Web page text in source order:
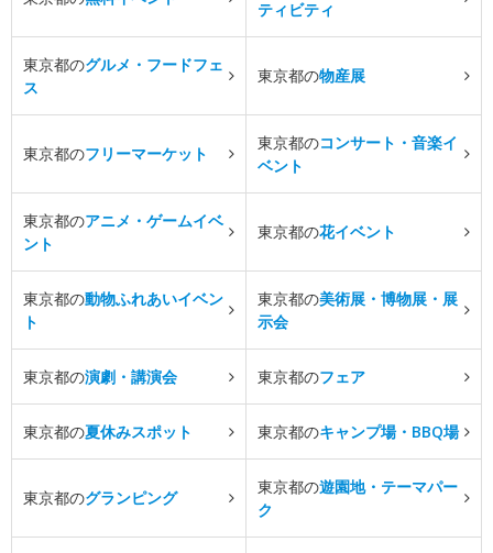
ティビティ
東京都のグルメ・フードフェ
ス
東京都の物産展
東京都のフリーマーケット
東京都のコンサート・音楽イ
ベント
東京都のアニメ・ゲームイベ
ント
東京都の花イベント
東京都の動物ふれあいイベン
ト
東京都の美術展・博物展・展
示会
東京都の演劇・講演会 東京都のフェア
東京都の夏休みスポット 東京都のキャンプ場・BBQ場
東京都のグランピング
東京都の遊園地・テーマパー
ク